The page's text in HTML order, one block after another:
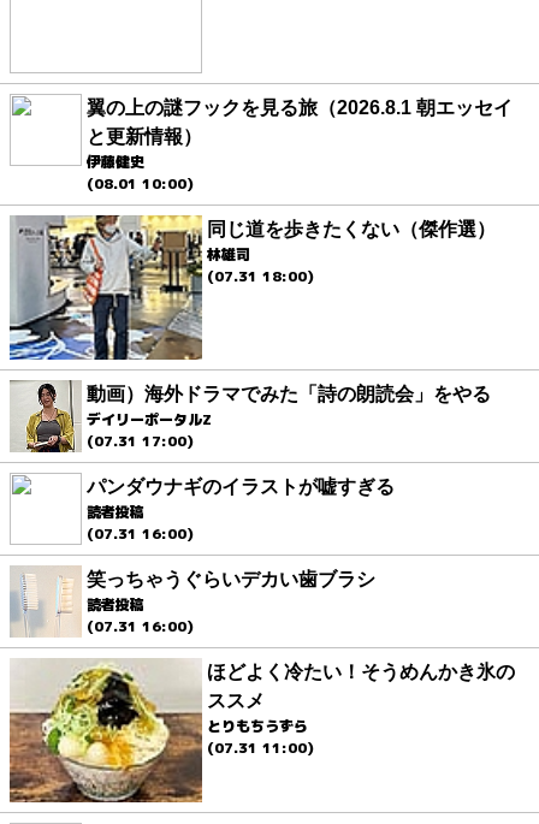
翼の上の謎フックを見る旅（2026.8.1 朝エッセイ
と更新情報）
伊藤健史
(08.01 10:00)
同じ道を歩きたくない（傑作選）
林雄司
(07.31 18:00)
動画）海外ドラマでみた「詩の朗読会」をやる
デイリーポータルZ
(07.31 17:00)
パンダウナギのイラストが嘘すぎる
読者投稿
(07.31 16:00)
笑っちゃうぐらいデカい歯ブラシ
読者投稿
(07.31 16:00)
ほどよく冷たい！そうめんかき氷の
ススメ
とりもちうずら
(07.31 11:00)